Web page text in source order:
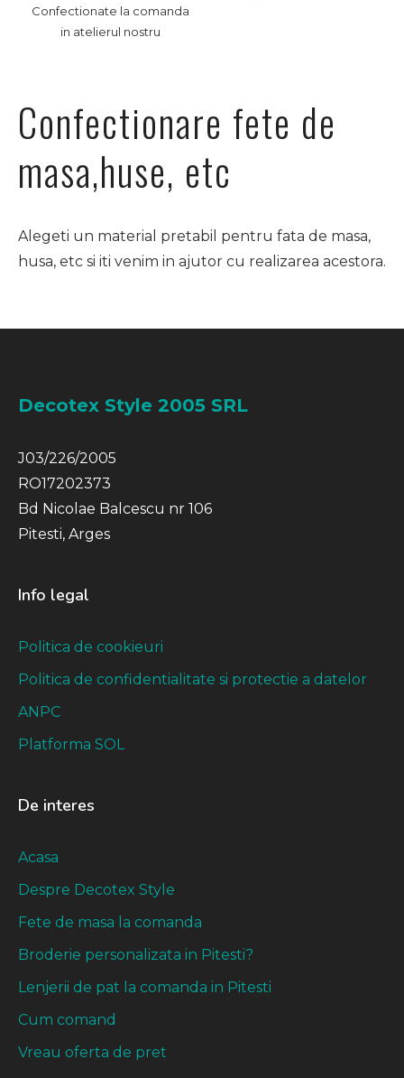
Confectionate la comanda
in atelierul nostru
Confectionare fete de
masa,huse, etc
Alegeti un material pretabil pentru fata de masa,
husa, etc si iti venim in ajutor cu realizarea acestora.
Decotex Style 2005 SRL
J03/226/2005
RO17202373
Bd Nicolae Balcescu nr 106
Pitesti, Arges
Info legal
Politica de cookieuri
Politica de confidentialitate si protectie a datelor
ANPC
Platforma SOL
De interes
Acasa
Despre Decotex Style
Fete de masa la comanda
Broderie personalizata in Pitesti?
Lenjerii de pat la comanda in Pitesti
Cum comand
Vreau oferta de pret